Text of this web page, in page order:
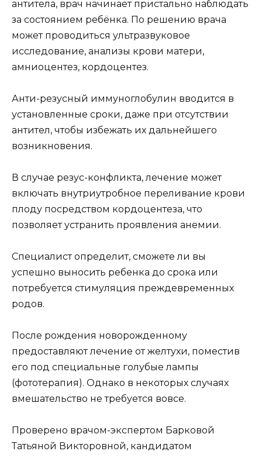
антитела, врач начинает пристально наблюдать
за состоянием ребёнка. По решению врача
может проводиться ультразвуковое
исследование, анализы крови матери,
амниоцентез, кордоцентез.
Анти-резусный иммуноглобулин вводится в
установленные сроки, даже при отсутствии
антител, чтобы избежать их дальнейшего
возникновения.
В случае резус-конфликта, лечение может
включать внутриутробное переливание крови
плоду посредством кордоцентеза, что
позволяет устранить проявления анемии.
Специалист определит, сможете ли вы
успешно выносить ребенка до срока или
потребуется стимуляция преждевременных
родов.
После рождения новорожденному
предоставляют лечение от желтухи, поместив
его под специальные голубые лампы
(фототерапия). Однако в некоторых случаях
вмешательство не требуется вовсе.
Проверено врачом-экспертом Барковой
Татьяной Викторовной, кандидатом